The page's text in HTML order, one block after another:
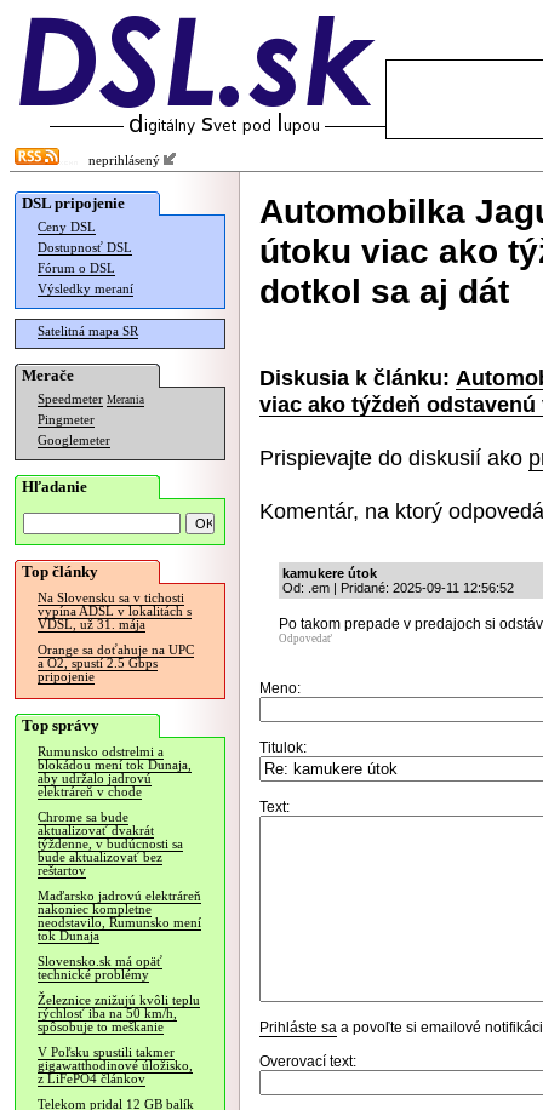
neprihlásený
DSL pripojenie
Ceny DSL
Dostupnosť DSL
Fórum o DSL
Výsledky meraní
Satelitná mapa SR
Merače
Speedmeter Merania
Pingmeter
Googlemeter
Hľadanie
Top články
Na Slovensku sa v tichosti
vypína ADSL v lokalitách s
VDSL, už 31. mája
Orange sa doťahuje na UPC
a O2, spustí 2.5 Gbps
pripojenie
Top správy
Rumunsko odstrelmi a
blokádou mení tok Dunaja,
aby udržalo jadrovú
elektráreň v chode
Chrome sa bude
aktualizovať dvakrát
týždenne, v budúcnosti sa
bude aktualizovať bez
reštartov
Maďarsko jadrovú elektráreň
nakoniec kompletne
neodstavilo, Rumunsko mení
tok Dunaja
Slovensko.sk má opäť
technické problémy
Železnice znižujú kvôli teplu
rýchlosť iba na 50 km/h,
spôsobuje to meškanie
V Poľsku spustili takmer
gigawatthodinové úložisko,
z LiFePO4 článkov
Telekom pridal 12 GB balík
Automobilka
útoku viac ako
dotkol sa aj dát
Diskusia k článku:
viac ako týždeň
Prispievajte do diskusií ako
Komentár, na ktorý
kamukere útok
Od: .em | Pridané: 2025-09-11 12:56:52
Po takom prepade v predajoch si
Odpovedať
Meno:
Titulok:
Text:
Prihláste sa a povoľte si emailové
Overovací text: